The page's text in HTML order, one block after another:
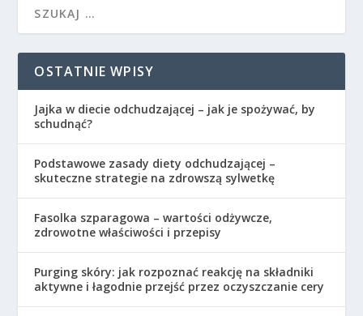
OSTATNIE WPISY
Jajka w diecie odchudzającej – jak je spożywać, by
schudnąć?
Podstawowe zasady diety odchudzającej –
skuteczne strategie na zdrowszą sylwetkę
Fasolka szparagowa – wartości odżywcze,
zdrowotne właściwości i przepisy
Purging skóry: jak rozpoznać reakcję na składniki
aktywne i łagodnie przejść przez oczyszczanie cery